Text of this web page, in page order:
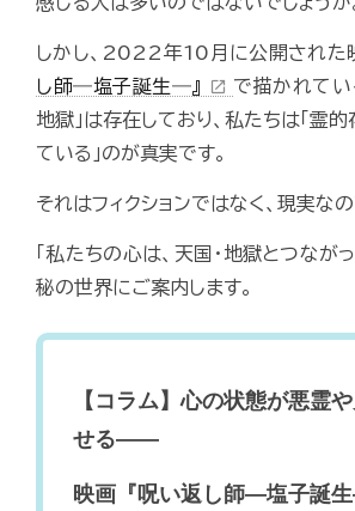
しかし、2022年10月に公開された
し師―塩子誕生―』
open_in_new で描かれてい
地獄」は存在しており、私たちは「霊
ている」のが真実です。
それはフィクションではなく、現実なの
「私たちの心は、天国・地獄とつなが
秘の世界にご案内します。
【コラム】心の状態が悪霊
せる――
映画『呪い返し師―塩子誕生